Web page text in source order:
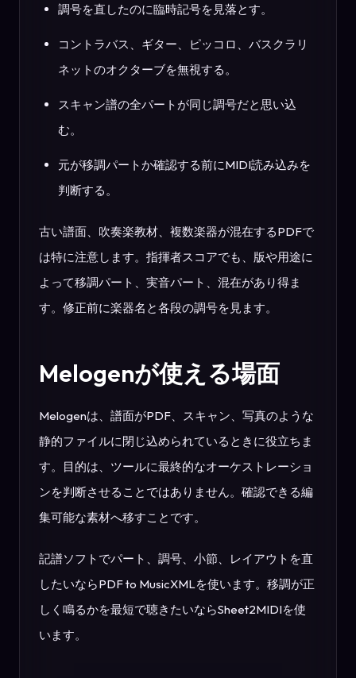
調号を直したのに臨時記号を見落とす。
コントラバス、ギター、ピッコロ、バスクラリ
ネットのオクターブを無視する。
スキャン譜の全パートが同じ調号だと思い込
む。
元が移調パートか確認する前にMIDI読み込みを
判断する。
古い譜面、吹奏楽教材、複数楽器が混在するPDFで
は特に注意します。指揮者スコアでも、版や用途に
よって移調パート、実音パート、混在があり得ま
す。修正前に楽器名と各段の調号を見ます。
Melogenが使える場面
Melogenは、譜面がPDF、スキャン、写真のような
静的ファイルに閉じ込められているときに役立ちま
す。目的は、ツールに最終的なオーケストレーショ
ンを判断させることではありません。確認できる編
集可能な素材へ移すことです。
記譜ソフトでパート、調号、小節、レイアウトを直
したいならPDF to MusicXMLを使います。移調が正
しく鳴るかを最短で聴きたいならSheet2MIDIを使
います。